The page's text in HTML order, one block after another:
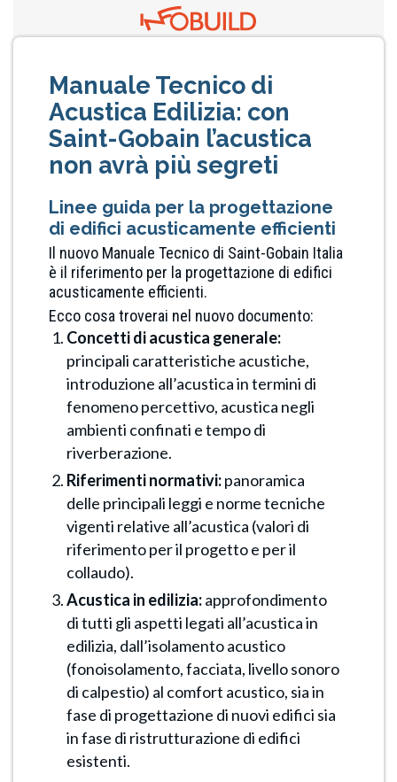
Manuale Tecnico di
Acustica Edilizia: con
Saint-Gobain l’acustica
non avrà più segreti
Linee guida per la progettazione
di edifici acusticamente efficienti
Il nuovo Manuale Tecnico di Saint-Gobain Italia
è il riferimento per la progettazione di edifici
acusticamente efficienti.
Ecco cosa troverai nel nuovo documento:
Concetti di acustica generale:
principali caratteristiche acustiche,
introduzione all’acustica in termini di
fenomeno percettivo, acustica negli
ambienti confinati e tempo di
riverberazione.
Riferimenti normativi:panoramica
delle principali leggi e norme tecniche
vigenti relative all’acustica (valori di
riferimento per il progetto e per il
collaudo).
Acustica in edilizia:approfondimento
di tutti gli aspetti legati all’acustica in
edilizia, dall’isolamento acustico
(fonoisolamento, facciata, livello sonoro
di calpestio) al comfort acustico, sia in
fase di progettazione di nuovi edifici sia
in fase di ristrutturazione di edifici
esistenti.